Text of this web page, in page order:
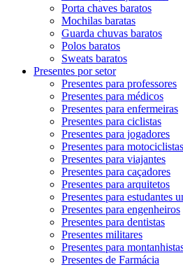
Porta chaves baratos
Mochilas baratas
Guarda chuvas baratos
Polos baratos
Sweats baratos
Presentes por setor
Presentes para professores
Presentes para médicos
Presentes para enfermeiras
Presentes para ciclistas
Presentes para jogadores
Presentes para motociclistas
Presentes para viajantes
Presentes para caçadores
Presentes para arquitetos
Presentes para estudantes
Presentes para engenheiros
Presentes para dentistas
Presentes militares
Presentes para
Presentes de Farmácia